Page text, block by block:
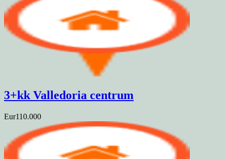
3+kk Valledoria centrum
Eur110.000